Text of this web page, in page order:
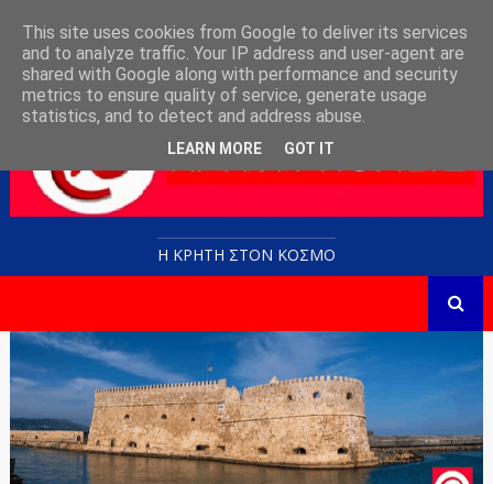
Η ΚΡΗΤΗ ΣΤΟN KOΣΜΟ
This site uses cookies from Google to deliver its services
and to analyze traffic. Your IP address and user-agent are
shared with Google along with performance and security
metrics to ensure quality of service, generate usage
statistics, and to detect and address abuse.
LEARN MORE GOT IT